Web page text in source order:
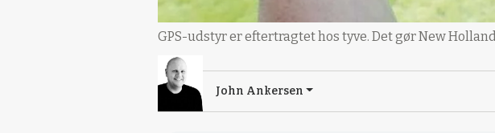
GPS-udstyr er eftertragtet hos tyve. Det gør New
John Ankersen